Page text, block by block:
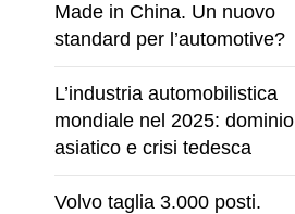
Made in China. Un nuovo
standard per l’automotive?
L’industria automobilistica
mondiale nel 2025: dominio
asiatico e crisi tedesca
Volvo taglia 3.000 posti.